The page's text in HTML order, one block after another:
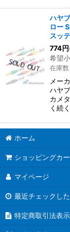
ハヤ
ロー
スッ
774円
希望
在庫
メー
ハヤ
カメ
く続
ホーム
ショッピングカ
マイページ
最近チェックし
特定商取引法表示